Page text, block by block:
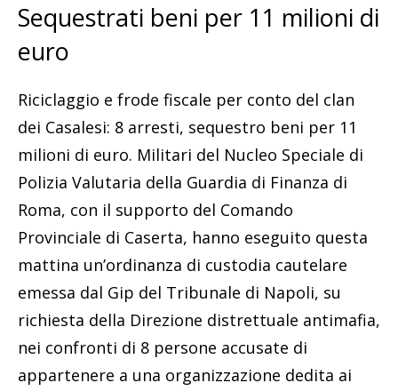
Sequestrati beni per 11 milioni di
euro
Riciclaggio e frode fiscale per conto del clan
dei Casalesi: 8 arresti, sequestro beni per 11
milioni di euro. Militari del Nucleo Speciale di
Polizia Valutaria della Guardia di Finanza di
Roma, con il supporto del Comando
Provinciale di Caserta, hanno eseguito questa
mattina un’ordinanza di custodia cautelare
emessa dal Gip del Tribunale di Napoli, su
richiesta della Direzione distrettuale antimafia,
nei confronti di 8 persone accusate di
appartenere a una organizzazione dedita ai